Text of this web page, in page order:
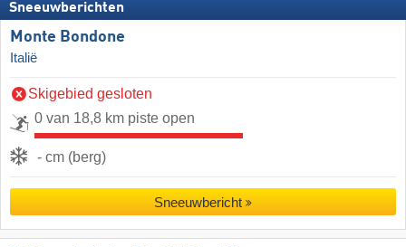
Sneeuwberichten
Monte Bondone
Italië
Skigebied gesloten
0 van 18,8 km piste open
- cm (berg)
Sneeuwbericht